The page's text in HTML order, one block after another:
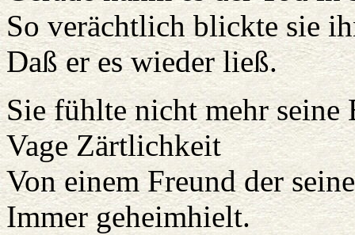
So verächtlich blickte sie
Daß er es wieder ließ.
Sie fühlte nicht mehr
Vage Zärtlichkeit
Von einem Freund der
Immer geheimhielt.